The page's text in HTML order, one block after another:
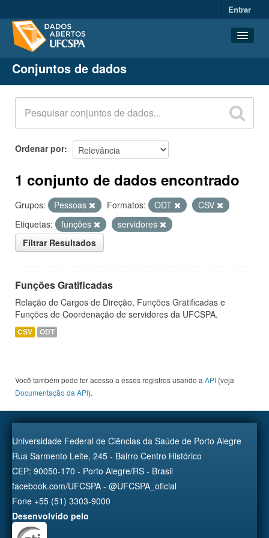
Entrar
Conjuntos de dados
Organizações
Grupos
Sobre
Conjuntos de dados
Ordenar por
1 conjunto de dados encontrado
Grupos: Pessoas Formatos: ODT
CSV
Etiquetas:
funções
servidores
Filtrar Resultados
Funções Gratificadas
Relação de Cargos de Direção, Funções Gratificadas e
Funções de Coordenação de servidores da UFCSPA.
CSV ODT
Você também pode ter acesso a esses registros usando a API (veja
Documentação da API).
Universidade Federal de Ciências da Saúde de Porto Alegre
Rua Sarmento Leite, 245 - Bairro Centro Histórico
CEP: 90050-170 - Porto Alegre/RS - Brasil
facebook.com/UFCSPA - @UFCSPA_oficial
Fone +55 (51) 3303-9000
Desenvolvido pelo